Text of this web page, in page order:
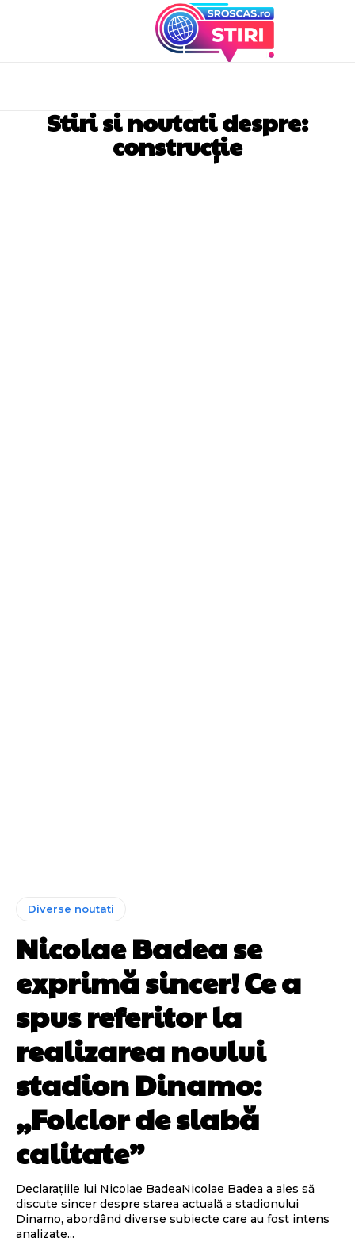
Stiri si noutati despre:
construcție
Diverse noutati
Nicolae Badea se
exprimă sincer! Ce a
spus referitor la
realizarea noului
stadion Dinamo:
„Folclor de slabă
calitate”
Declarațiile lui Nicolae BadeaNicolae Badea a ales să
discute sincer despre starea actuală a stadionului
Dinamo, abordând diverse subiecte care au fost intens
analizate...